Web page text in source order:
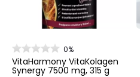
0%
VitaHarmony VitaKolagen
Synergy 7500 mg, 315 g